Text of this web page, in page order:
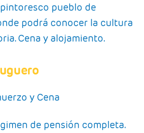
pueblo de
podrá conocer la cultura
Cena y alojamiento.
y Cena
de pensión completa.